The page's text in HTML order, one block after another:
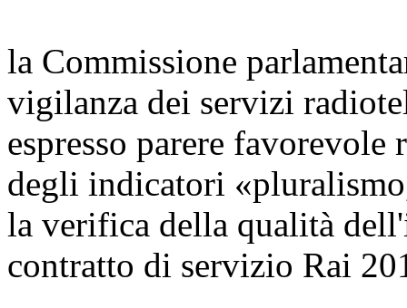
la Commissione
vigilanza dei servizi
espresso parere
degli indicatori
la verifica della qualità
contratto di servizio Rai